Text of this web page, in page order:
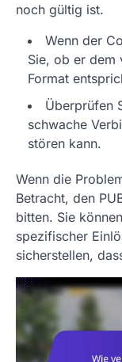
noch gültig ist.
Wenn der
Sie, ob er dem
Format
Überprüfen
schwache
stören kann.
Wenn die
Betracht, den
bitten. Sie
spezifischer
sicherstellen,